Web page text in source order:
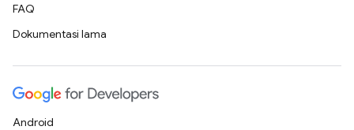
FAQ
Dokumentasi lama
Android